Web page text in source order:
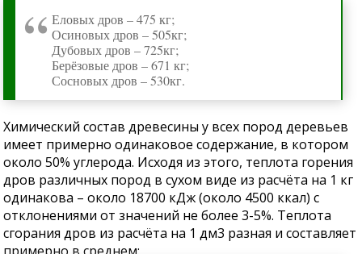
Еловых дров – 475 кг;
Осиновых дров – 505кг;
Дубовых дров – 725кг;
Берёзовые дров – 671 кг;
Сосновых дров – 530кг.
Химический состав древесины у всех пород деревьев
имеет примерно одинаковое содержание, в котором
около 50% углерода. Исходя из этого, теплота горения
дров различных пород в сухом виде из расчёта на 1 кг
одинакова – около 18700 кДж (около 4500 ккал) с
отклонениями от значений не более 3-5%. Теплота
сгорания дров из расчёта на 1 дм3 разная и составляет